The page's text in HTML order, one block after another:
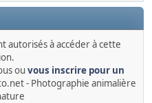
autorisés à accéder à cette
ou vous inscrire pour un
- Photographie animalière